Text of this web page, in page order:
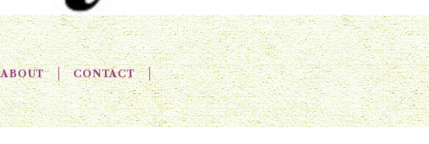
ABOUT CONTACT